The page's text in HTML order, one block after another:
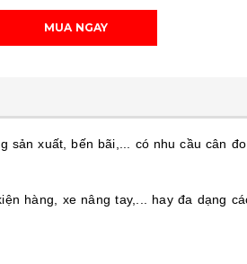
MUA NGAY
xuất, bến bãi,... có nhu cầu cân
hàng, xe nâng tay,... hay đa dạng